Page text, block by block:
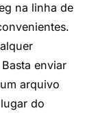
na linha de
enviar
arquivo
do